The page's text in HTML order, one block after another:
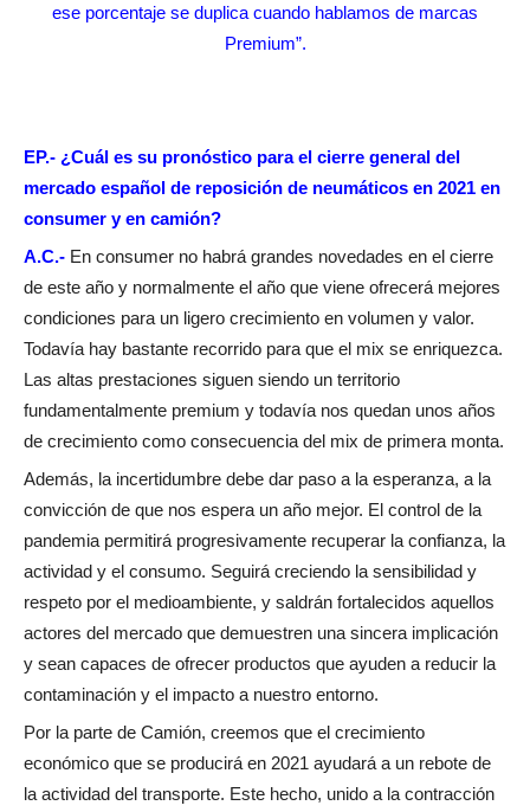
ese porcentaje se duplica cuando hablamos de marcas
Premium”.
EP.- ¿Cuál es su pronóstico para el cierre general del
mercado español de reposición de neumáticos en 2021 en
consumer y en camión?
A.C.- En consumer no habrá grandes novedades en el cierre
de este año y normalmente el año que viene ofrecerá mejores
condiciones para un ligero crecimiento en volumen y valor.
Todavía hay bastante recorrido para que el mix se enriquezca.
Las altas prestaciones siguen siendo un territorio
fundamentalmente premium y todavía nos quedan unos años
de crecimiento como consecuencia del mix de primera monta.
Además, la incertidumbre debe dar paso a la esperanza, a la
convicción de que nos espera un año mejor. El control de la
pandemia permitirá progresivamente recuperar la confianza, la
actividad y el consumo. Seguirá creciendo la sensibilidad y
respeto por el medioambiente, y saldrán fortalecidos aquellos
actores del mercado que demuestren una sincera implicación
y sean capaces de ofrecer productos que ayuden a reducir la
contaminación y el impacto a nuestro entorno.
Por la parte de Camión, creemos que el crecimiento
económico que se producirá en 2021 ayudará a un rebote de
la actividad del transporte. Este hecho, unido a la contracción